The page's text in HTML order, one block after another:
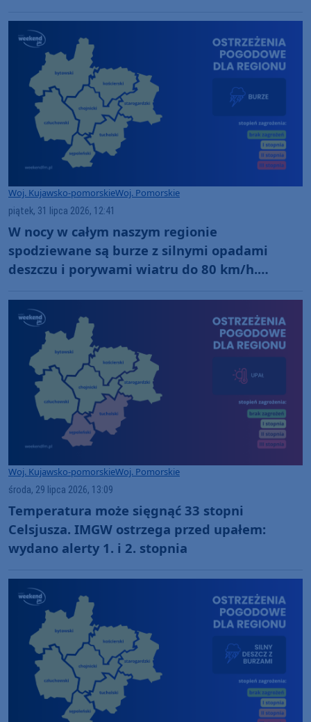
Woj. Kujawsko-pomorskieWoj. Pomorskie
piątek, 31 lipca 2026, 12:41
W nocy w całym naszym regionie
spodziewane są burze z silnymi opadami
deszczu i porywami wiatru do 80 km/h.
Woj. Kujawsko-pomorskieWoj. Pomorskie
środa, 29 lipca 2026, 13:09
Temperatura może sięgnąć 33 stopni
Celsjusza. IMGW ostrzega przed upałem:
wydano alerty 1. i 2. stopnia